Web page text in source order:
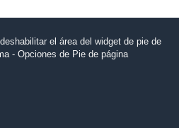
el área del widget de pie de
- Opciones de Pie de página